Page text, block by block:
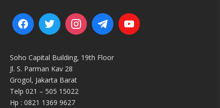
Soho Capital Building, 19th Floor
Jl. S. Parman Kav 28
Grogol, Jakarta Barat
Telp 021 – 505 15022
Hp : 0821 1369 9627